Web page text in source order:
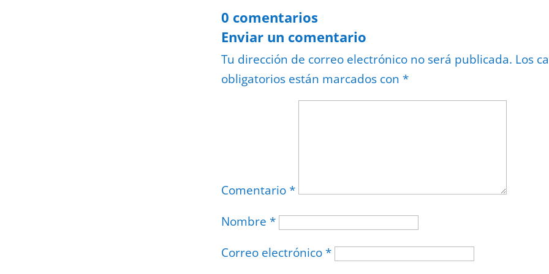
0 comentarios
Enviar un comentario
Tu dirección de correo electrónico no será publicada. Los
obligatorios están marcados con *
Comentario *
Nombre *
Correo electrónico *